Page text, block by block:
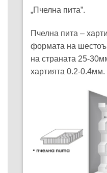
„Пчелна пита”.
Пчелна пита –
формата на
на страната 25-
хартията 0.2-0.4мм.